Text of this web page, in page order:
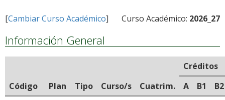
Curso Académico: 2026_27
[Cambiar Curso Académico]
Información General
Código Plan Tipo Curso/s Cuatrim.
Créditos
A
B1 B2